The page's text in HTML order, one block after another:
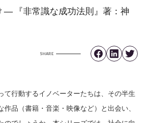
― 『非常識な成功法則』著：神
SHARE
て行動するイノベーターたちは、その半生
作品（書籍・音楽・映像など）と出会い、